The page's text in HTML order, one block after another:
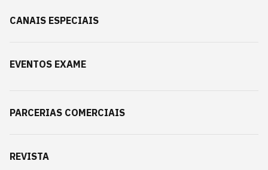
CANAIS ESPECIAIS
EVENTOS EXAME
PARCERIAS COMERCIAIS
REVISTA